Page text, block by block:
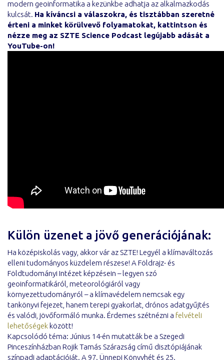
modern geoinformatika a kezünkbe adhatja az alkalmazkodás
kulcsát. Ha kíváncsi a válaszokra, és tisztábban szeretné
érteni a minket körülvevő folyamatokat, kattintson és
nézze meg az SZTE Science Podcast legújabb adását a
YouTube-on!
Külön üzenet a jövő generációjának:
Ha középiskolás vagy, akkor vár az SZTE! Legyél a klímaváltozás
elleni tudományos küzdelem részese! A Földrajz- és
Földtudományi Intézet képzésein – legyen szó
geoinformatikáról, meteorológiáról vagy
környezettudományról – a klímavédelem nemcsak egy
tankönyvi fejezet, hanem terepi gyakorlat, drónos adatgyűjtés
és valódi, jövőformáló munka. Érdemes szétnézni a felvételi
lehetőségek között!
Kapcsolódó téma: Június 14-én mutatták be a Szegedi
Pinceszínházban Rojik Tamás Szárazság című disztópiájának
színpadi adaptációját. A 97. Ünnepi Könyvhét és 25.